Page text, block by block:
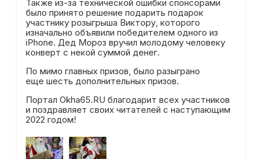
Также из-за технической ошибки спонсорами
было принято решение подарить подарок
участнику розыгрыша Виктору, которого
изначально объявили победителем одного из
iPhone. Дед Мороз вручил молодому человеку
конверт с некой суммой денег.
По мимо главных призов, было разыграно
еще шесть дополнительных призов.
Портал Okha65.RU благодарит всех участников
и поздравляет своих читателей с наступающим
2022 годом!